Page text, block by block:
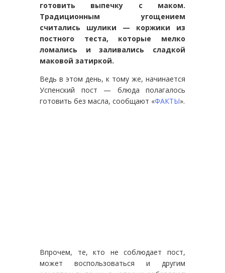
готовить выпечку с маком.
Традиционным угощением
считались шулики — коржики из
постного теста, которые мелко
ломались и заливались сладкой
маковой затиркой.
Ведь в этом день, к тому же, начинается
Успенский пост — блюда полагалось
готовить без масла, сообщают «ФАКТЫ».
Впрочем, те, кто не соблюдает пост,
может воспользоваться и другим